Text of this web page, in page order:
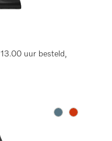
uur besteld,
Kleur:Kleur: